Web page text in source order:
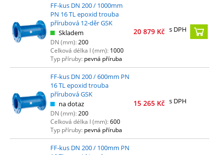
FF-kus DN 200 / 1000mm
PN 16 TL epoxid trouba
přírubová 12-děr GSK
Skladem
DN (mm):200
Celková délka l (mm): 1000
Typ příruby: pevná příruba
20 879 Kč s DPH
FF-kus DN 200 / 600mm PN
16 TL epoxid trouba
přírubová GSK
na dotaz
DN (mm):200
Celková délka l (mm):600
Typ příruby: pevná příruba
15 265 Kč s DPH
FF-kus DN 200 / 100mm PN